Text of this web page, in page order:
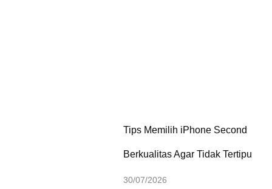
Tips Memilih iPhone Second
Berkualitas Agar Tidak Tertipu
30/07/2026